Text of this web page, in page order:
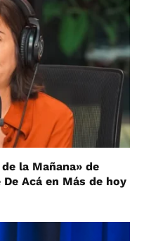
la Mañana» de
Acá en Más de hoy